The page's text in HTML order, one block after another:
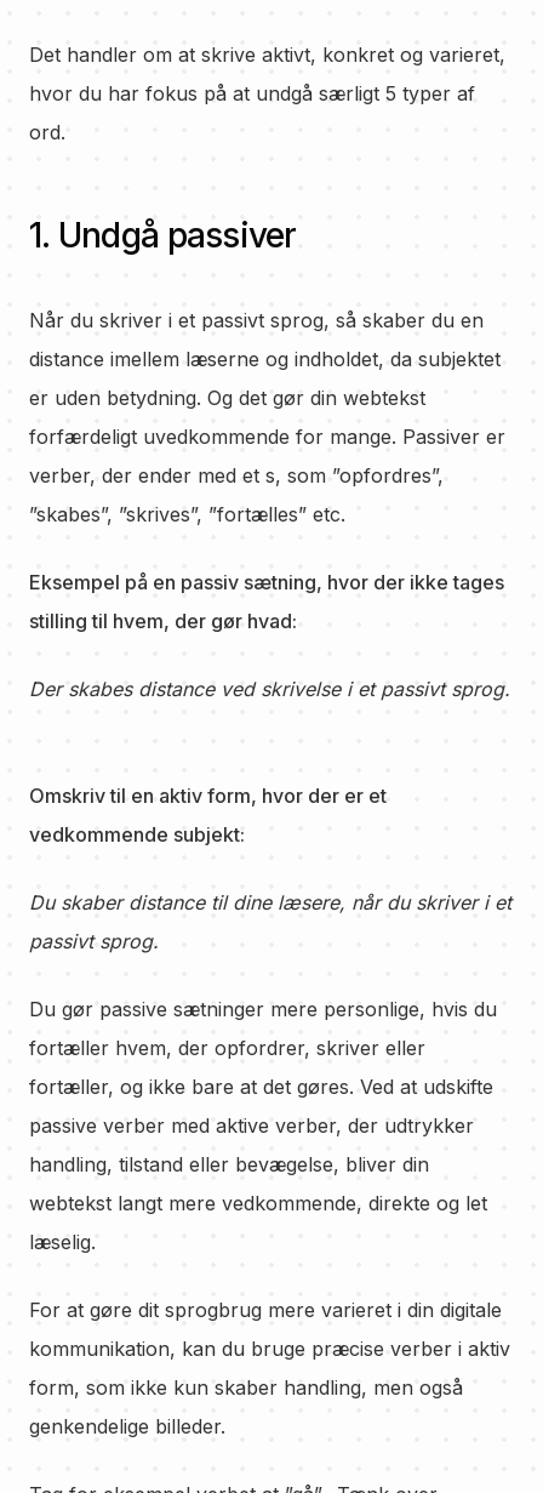
Det handler om at skrive aktivt, konkret og varieret,
hvor du har fokus på at undgå særligt 5 typer af
ord.
1. Undgå passiver
Når du skriver i et passivt sprog, så skaber du en
distance imellem læserne og indholdet, da subjektet
er uden betydning. Og det gør din webtekst
forfærdeligt uvedkommende for mange. Passiver er
verber, der ender med et s, som ”opfordres”,
”skabes”, ”skrives”, ”fortælles” etc.
Eksempel på en passiv sætning, hvor der ikke tages
stilling til hvem, der gør hvad:
Der skabes distance ved skrivelse i et passivt sprog.
Omskriv til en aktiv form, hvor der er et
vedkommende subjekt:
Du skaber distance til dine læsere, når du skriver i et
passivt sprog.
Du gør passive sætninger mere personlige, hvis du
fortæller hvem, der opfordrer, skriver eller
fortæller, og ikke bare at det gøres. Ved at udskifte
passive verber med aktive verber, der udtrykker
handling, tilstand eller bevægelse, bliver din
webtekst langt mere vedkommende, direkte og let
læselig.
For at gøre dit sprogbrug mere varieret i din digitale
kommunikation, kan du bruge præcise verber i aktiv
form, som ikke kun skaber handling, men også
genkendelige billeder.